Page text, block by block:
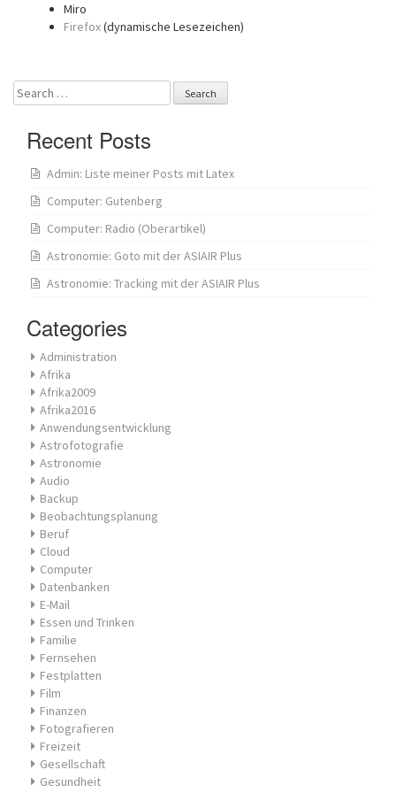
Miro
Firefox(dynamische Lesezeichen)
Search
for:
Recent Posts
Admin: Liste meiner Posts mit Latex
Computer: Gutenberg
Computer: Radio (Oberartikel)
Astronomie: Goto mit der ASIAIR Plus
Astronomie: Tracking mit der ASIAIR Plus
Categories
Administration
Afrika
Afrika2009
Afrika2016
Anwendungsentwicklung
Astrofotografie
Astronomie
Audio
Backup
Beobachtungsplanung
Beruf
Cloud
Computer
Datenbanken
E-Mail
Essen und Trinken
Familie
Fernsehen
Festplatten
Film
Finanzen
Fotografieren
Freizeit
Gesellschaft
Gesundheit